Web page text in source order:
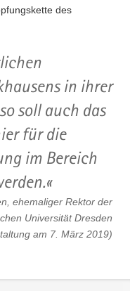
des
in ihrer
soll auch das
für die
im Bereich
ehemaliger Rektor der
Universität Dresden
am 7. März 2019)